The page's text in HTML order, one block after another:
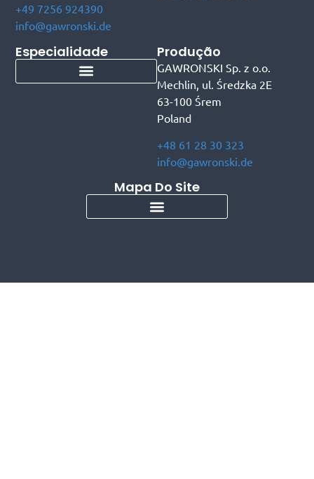
+49 7256 924390
info@gawronski.de
Produção
GAWRONSKI Sp. z o.o.
Mechlin, ul. Średzka 2E
63-100 Śrem
Poland
+48 61 28 30 323
info@gawronski.de
Especialidade
Mapa Do Site